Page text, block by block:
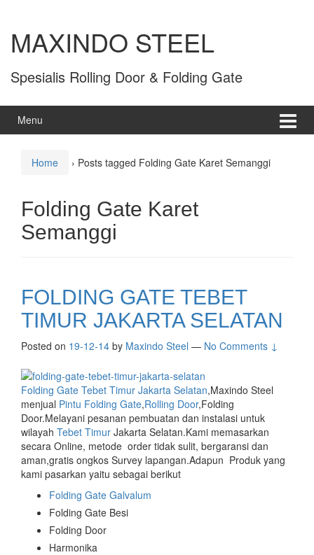
MAXINDO STEEL
Spesialis Rolling Door & Folding Gate
Menu
Home › Posts tagged Folding Gate Karet Semanggi
Folding Gate Karet
Semanggi
FOLDING GATE TEBET
TIMUR JAKARTA SELATAN
Posted on 19-12-14 by Maxindo Steel — No Comments ↓
Folding Gate Tebet Timur Jakarta Selatan,Maxindo Steel
menjual Pintu Folding Gate,Rolling Door,Folding
Door.Melayani pesanan pembuatan dan instalasi untuk
wilayah Tebet Timur Jakarta Selatan.Kami memasarkan
secara Online, metode order tidak sulit, bergaransi dan
aman,gratis ongkos Survey lapangan.Adapun Produk yang
kami pasarkan yaitu sebagai berikut
Folding Gate Galvalum
Folding Gate Besi
Folding Door
Harmonika